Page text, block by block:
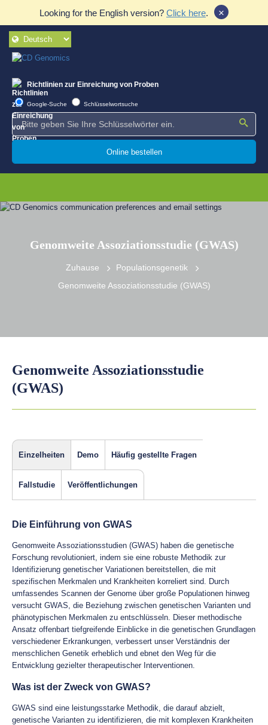
Looking for the English version? Click here. ×
Richtlinien zur Einreichung von Proben
Google-Suche Schlüsselwortsuche
Online bestellen
Genomweite Assoziationsstudie (GWAS)
Zuhause
Populationsgenetik
Genomweite Assoziationsstudie (GWAS)
Genomweite Assoziationsstudie
(GWAS)
Einzelheiten Demo Häufig gestellte Fragen
Fallstudie Veröffentlichungen
Die Einführung von GWAS
Genomweite Assoziationsstudien (GWAS) haben die genetische
Forschung revolutioniert, indem sie eine robuste Methodik zur
Identifizierung genetischer Variationen bereitstellen, die mit
spezifischen Merkmalen und Krankheiten korreliert sind. Durch
umfassendes Scannen der Genome über große Populationen hinweg
versucht GWAS, die Beziehung zwischen genetischen Varianten und
phänotypischen Merkmalen zu entschlüsseln. Dieser methodische
Ansatz offenbart tiefgreifende Einblicke in die genetischen Grundlagen
verschiedener Erkrankungen, verbessert unser Verständnis der
menschlichen Genetik erheblich und ebnet den Weg für die
Entwicklung gezielter therapeutischer Interventionen.
Was ist der Zweck von GWAS?
GWAS sind eine leistungsstarke Methodik, die darauf abzielt,
genetische Varianten zu identifizieren, die mit komplexen Krankheiten